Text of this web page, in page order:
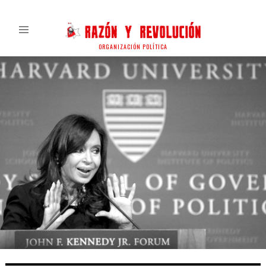
ORGANIZACIÓN POLÍTICA